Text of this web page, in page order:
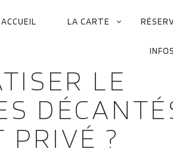
ACCUEIL LA CARTE
LE
PRIVÉ ?